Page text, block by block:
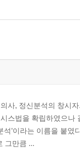
사, 정신분석의 창시
스법을 확립하였으
석’이라는 이름을 붙
그만큼 ...